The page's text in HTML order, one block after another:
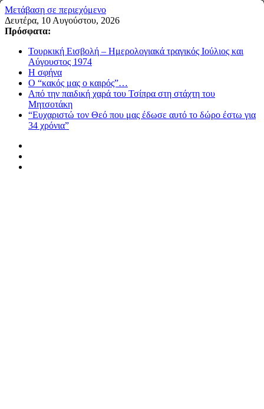
Μετάβαση σε περιεχόμενο
Δευτέρα, 10 Αυγούστου, 2026
Πρόσφατα:
Τουρκική Εισβολή – Ημερολογιακά τραγικός Ιούλιος και
Αύγουστος 1974
Η σφήνα
Ο “κακός μας ο καιρός”…
Από την παιδική χαρά του Τσίπρα στη στάχτη του
Μητσοτάκη
“Ευχαριστώ τον Θεό που μας έδωσε αυτό το δώρο έστω για
34 χρόνια”